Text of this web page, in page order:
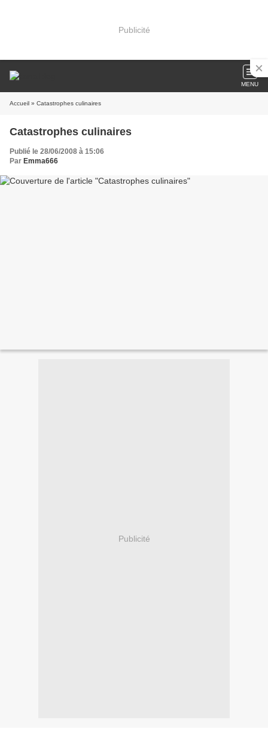
Publicité
MENU
Accueil » Catastrophes culinaires
Catastrophes culinaires
Publié le 28/06/2008 à 15:06
Par Emma666
Publicité